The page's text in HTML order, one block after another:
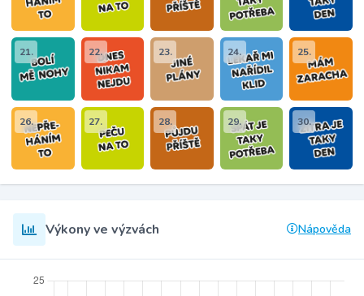
21. 22. 23. 24. 25.
26. 27. 28. 29. 30.
Výkony ve výzvách Nápověda